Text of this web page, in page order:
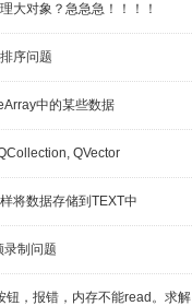
大对象？急急急！！！！
序问题
中的某些数据
QVector
将数据存储到TEXT中
录制问题
钮，报错，内存不能read。求解